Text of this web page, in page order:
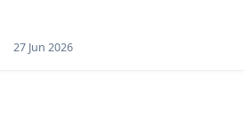
27 Jun 2026